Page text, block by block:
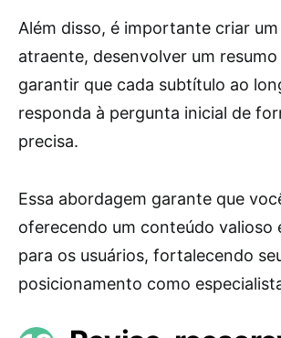
Além disso, é importante criar
atraente, desenvolver um
garantir que cada subtítulo ao
responda à pergunta inicial de
precisa.
Essa abordagem garante que
oferecendo um conteúdo valioso
para os usuários, fortalecendo
posicionamento como